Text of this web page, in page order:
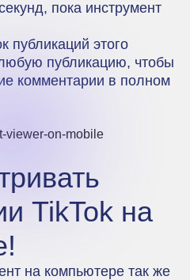
пока инструмент
публикаций этого
публикацию, чтобы
комментарии в полном
TikTok на
на компьютере так же